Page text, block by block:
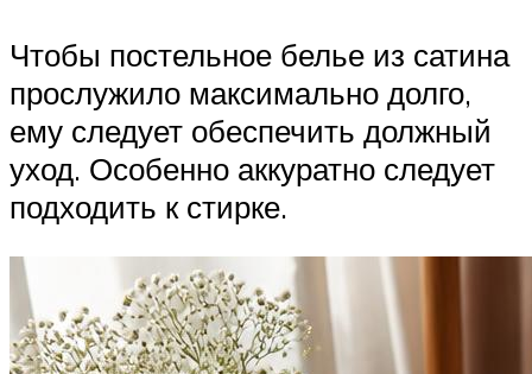
Чтобы постельное белье из сатина
прослужило максимально долго,
ему следует обеспечить должный
уход. Особенно аккуратно следует
подходить к стирке.